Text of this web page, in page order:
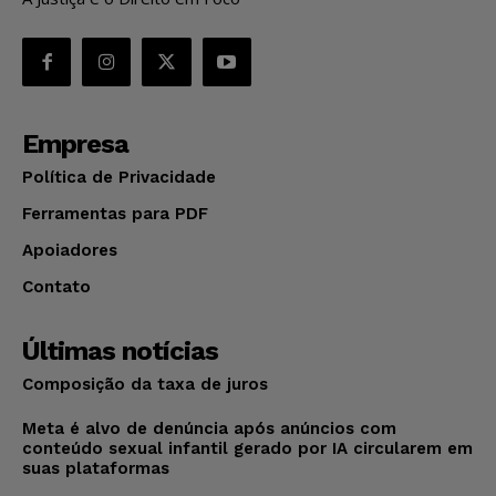
Empresa
Política de Privacidade
Ferramentas para PDF
Apoiadores
Contato
Últimas notícias
Composição da taxa de juros
Meta é alvo de denúncia após anúncios com
conteúdo sexual infantil gerado por IA circularem em
suas plataformas